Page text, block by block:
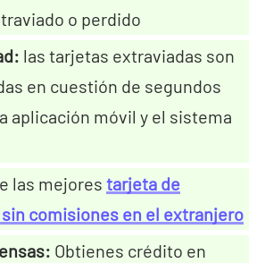
o perdido
las tarjetas extraviadas son
en cuestión de segundos
aplicación móvil y el sistema
las mejores tarjeta de
comisiones en el extranjero
Obtienes crédito en